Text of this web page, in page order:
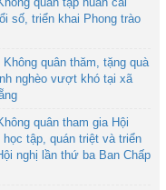
số, triển khai Phong trào
quân thăm, tặng quà
nghèo vượt khó tại xã
quân tham gia Hội
tập, quán triệt và triển
nghị lần thứ ba Ban Chấp